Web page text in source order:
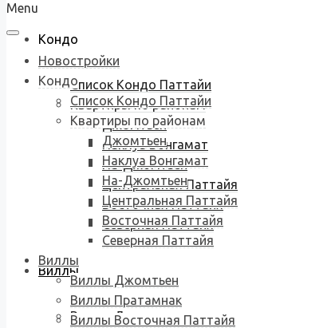
Кондо
Список Кондо Паттайи
Квартиры по районам
Джомтьен
Наклуа Вонгамат
На-Джомтьен
Центральная Паттайя
Восточная Паттайя
Северная Паттайя
Виллы
Виллы Джомтьен
Menu
Новостройки
Кондо
Список Кондо Паттайи
Квартиры по районам
Джомтьен
Наклуа Вонгамат
На-Джомтьен
Центральная Паттайя
Восточная Паттайя
Северная Паттайя
Виллы
Виллы Джомтьен
Виллы Пратамнак
Виллы Восточная Паттайя